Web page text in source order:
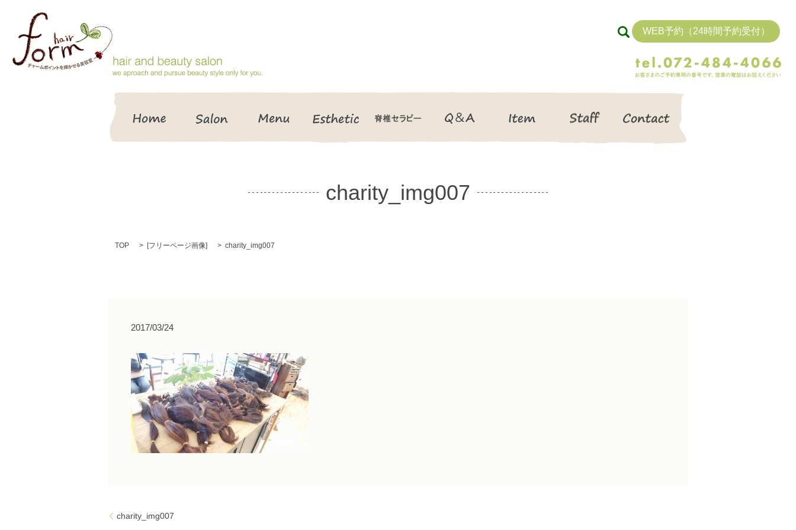
HOME Salon Menu Esthetic 脊椎セラピー Q＆A Staff
WEB予約（24時間予約受付）
search
charity_img007
TOP [フリーページ画像] charity_img007
2017/03/24
charity_img007